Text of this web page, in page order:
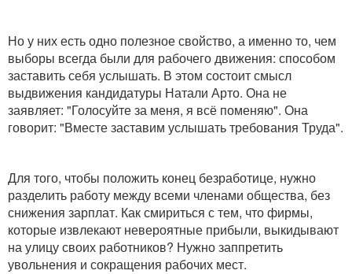
Но у них есть одно полезное свойство, а именно то, чем
выборы всегда были для рабочего движения: способом
заставить себя услышать. В этом состоит смысл
выдвижения кандидатуры Натали Арто. Она не
заявляет: "Голосуйте за меня, я всё поменяю". Она
говорит: "Вместе заставим услышать требования Труда".
Для того, чтобы положить конец безработице, нужно
разделить работу между всеми членами общества, без
снижения зарплат. Как смириться с тем, что фирмы,
которые извлекают невероятные прибыли, выкидывают
на улицу своих работников? Нужно заппретить
увольнения и сокращения рабочих мест.